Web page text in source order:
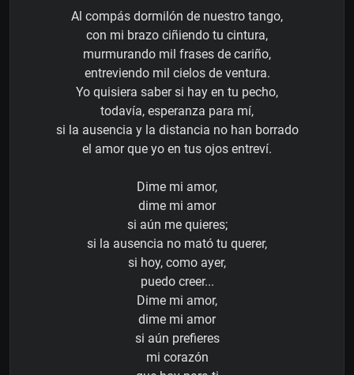
Al compás dormilón de nuestro tango,
con mi brazo ciñiendo tu cintura,
murmurando mil frases de cariño,
entreviendo mil cielos de ventura.
Yo quisiera saber si hay en tu pecho,
todavía, esperanza para mí,
si la ausencia y la distancia no han borrado
el amor que yo en tus ojos entreví.
Dime mi amor,
dime mi amor
si aún me quieres;
si la ausencia no mató tu querer,
si hoy, como ayer,
puedo creer...
Dime mi amor,
dime mi amor
si aún prefieres
mi corazón